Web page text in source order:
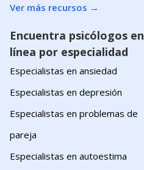
Ver más recursos →
Encuentra psicólogos en
línea por especialidad
Especialistas en ansiedad
Especialistas en depresión
Especialistas en problemas de
pareja
Especialistas en autoestima